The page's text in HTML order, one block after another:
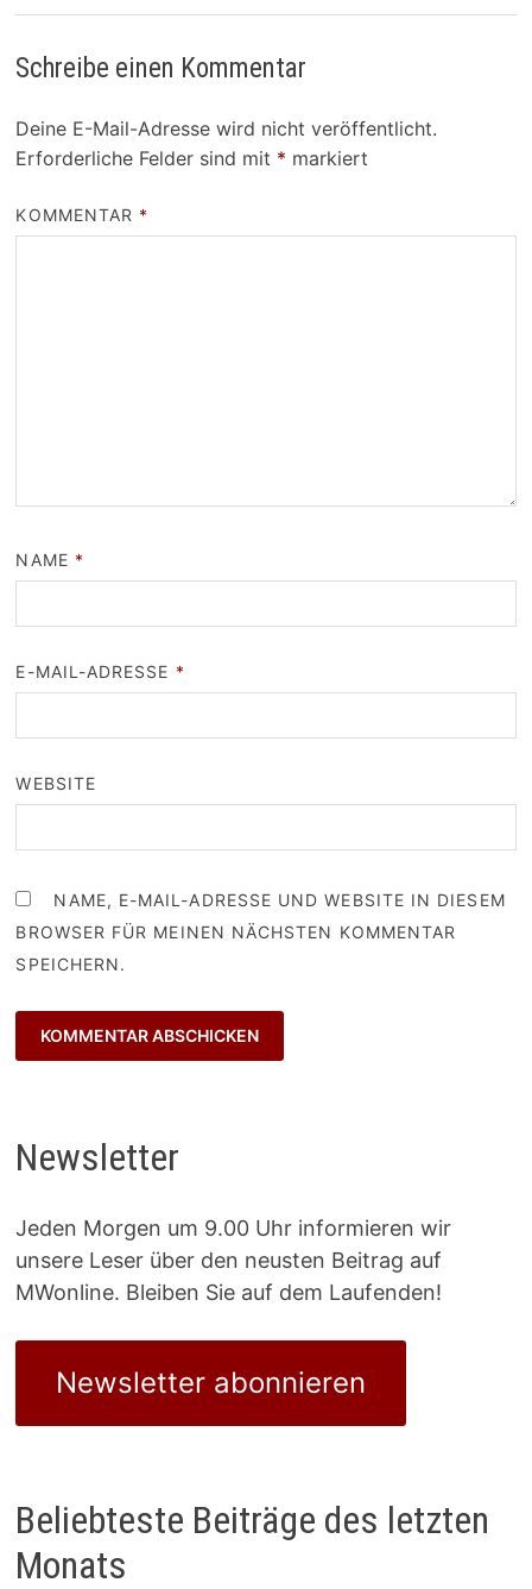
Schreibe einen Kommentar
Deine E-Mail-Adresse wird nicht veröffentlicht.
Erforderliche Felder sind mit * markiert
KOMMENTAR *
NAME *
E-MAIL-ADRESSE *
WEBSITE
NAME, E-MAIL-ADRESSE UND WEBSITE IN DIESEM
BROWSER FÜR MEINEN NÄCHSTEN KOMMENTAR
SPEICHERN.
Newsletter
Jeden Morgen um 9.00 Uhr informieren wir
unsere Leser über den neusten Beitrag auf
MWonline. Bleiben Sie auf dem Laufenden!
Newsletter abonnieren
Beliebteste Beiträge des letzten
Monats